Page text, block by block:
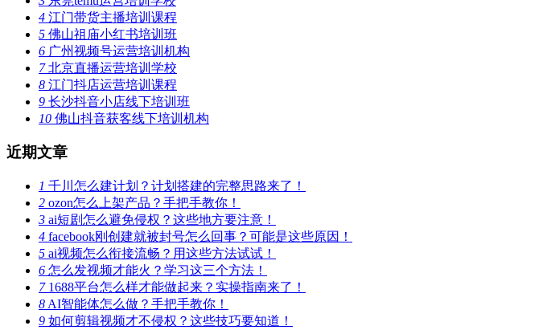
4 江门带货主播培训课程
5 佛山祖庙小红书培训班
6 广州视频号运营培训机构
7北京直播运营培训学校
8 江门抖店运营培训课程
9 长沙抖音小店线下培训班
10 佛山抖音获客线下培训机构
近期文章
1 千川怎么建计划？计划搭建的完整思路来了！
2 ozon怎么上架产品？手把手教你！
3 ai短剧怎么避免侵权？这些地方要注意！
4 facebook刚创建就被封号怎么回事？可能是这些原因！
5 ai视频怎么衔接流畅？用这些方法试试！
6 怎么发视频才能火？学习这三个方法！
71688平台怎么样才能做起来？实操指南来了！
8 AI智能体怎么做？手把手教你！
9 如何剪辑视频才不侵权？这些技巧要知道！